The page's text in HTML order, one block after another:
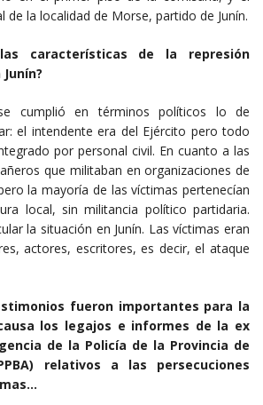
de la localidad de Morse, partido de Junín.
características de la represión
cumplió en términos políticos lo de
el intendente era del Ejército pero todo
por personal civil. En cuanto a las
que militaban en organizaciones de
la mayoría de las víctimas pertenecían
local, sin militancia político partidaria.
la situación en Junín. Las víctimas eran
actores, escritores, es decir, el ataque
fueron importantes para la
los legajos e informes de la ex
de la Policía de la Provincia de
relativos a las persecuciones